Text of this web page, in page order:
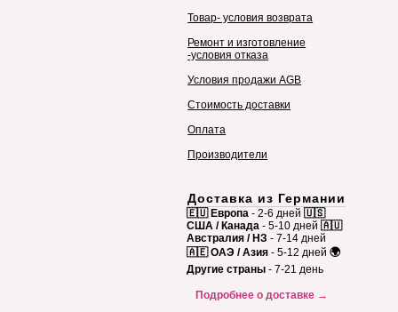
Товар- условия возврата
Ремонт и изготовление
-условия отказа
Условия продажи AGB
Стоимость доставки
Оплата
Производители
Доставка из Германии
🇪🇺 Европа - 2-6 дней 🇺🇸
США / Канада - 5-10 дней 🇦🇺
Австралия / НЗ - 7-14 дней
🇦🇪 ОАЭ / Азия - 5-12 дней 🌍
Другие страны - 7-21 день
Подробнее о доставке →